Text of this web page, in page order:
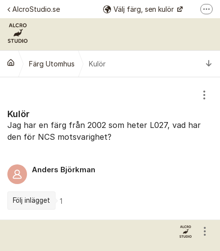
Hoppa till innehåll
AlcroStudio.se Välj färg, sen kulör
Alcro Färg
Färg Utomhus Kulör
Kulör
Jag har en färg från 2002 som heter L027, vad har
den för NCS motsvarighet?
Anders Björkman
Följ inlägget 1